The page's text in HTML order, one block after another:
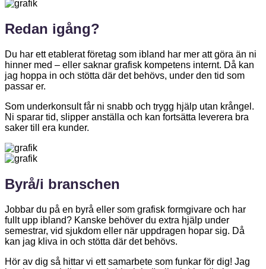
Redan igång?
Du har ett etablerat företag som ibland har mer att göra än ni
hinner med – eller saknar grafisk kompetens internt. Då kan
jag hoppa in och stötta där det behövs, under den tid som
passar er.
Som underkonsult får ni snabb och trygg hjälp utan krångel.
Ni sparar tid, slipper anställa och kan fortsätta leverera bra
saker till era kunder.
Byrå/i branschen
Jobbar du på en byrå eller som grafisk formgivare och har
fullt upp ibland? Kanske behöver du extra hjälp under
semestrar, vid sjukdom eller när uppdragen hopar sig. Då
kan jag kliva in och stötta där det behövs.
Hör av dig så hittar vi ett samarbete som funkar för dig! Jag